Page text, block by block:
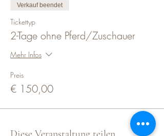
Verkauf beendet
Tickettyp
2-Tage ohne Pferd/Zuschauer
Mehr Infos
Preis
€ 150,00